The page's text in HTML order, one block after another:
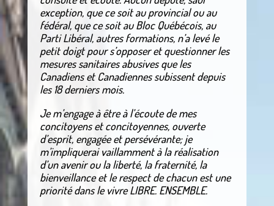
exception, que ce soit au provincial ou au
fédéral, que ce soit au Bloc Québécois, au
Parti Libéral, autres formations, n’a levé le
petit doigt pour s’opposer et questionner les
mesures sanitaires abusives que les
Canadiens et Canadiennes subissent depuis
les 18 derniers mois.
Je m’engage à être à l’écoute de mes
concitoyens et concitoyennes, ouverte
d’esprit, engagée et persévérante; je
m’impliquerai vaillamment à la réalisation
d’un avenir ou la liberté, la fraternité, la
bienveillance et le respect de chacun est une
priorité dans le vivre LIBRE. ENSEMBLE.